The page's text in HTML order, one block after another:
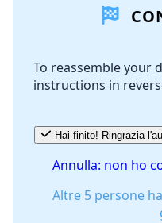
Aggiungi
To reassemble your
instructions in
Hai finito! Ringrazia
Annulla: non ho
Altre 5 persone